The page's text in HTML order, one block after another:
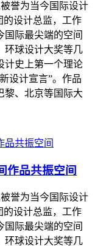
誉为当今国际设计
的设计总监，工作
国际最尖端的空间
环球设计大奖等几
计史上第一个理论
设计宣言”。作品
黎、北京等国际大
作品共振空间
誉为当今国际设计
的设计总监，工作
国际最尖端的空间
环球设计大奖等几